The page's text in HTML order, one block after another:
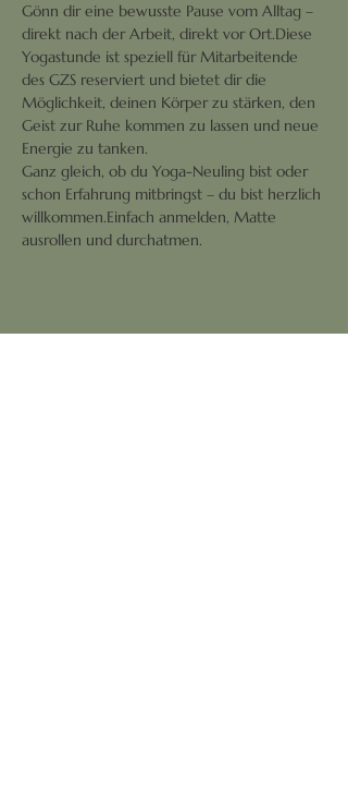
Gönn dir eine bewusste Pause vom Alltag –
direkt nach der Arbeit, direkt vor Ort.Diese
Yogastunde ist speziell für Mitarbeitende
des GZS reserviert und bietet dir die
Möglichkeit, deinen Körper zu stärken, den
Geist zur Ruhe kommen zu lassen und neue
Energie zu tanken.
Ganz gleich, ob du Yoga-Neuling bist oder
schon Erfahrung mitbringst – du bist herzlich
willkommen.Einfach anmelden, Matte
ausrollen und durchatmen.